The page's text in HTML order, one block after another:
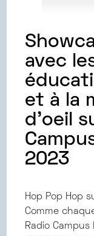
avec
et à la
d’oeil
2023
Hop Pop Hop
Comme
Radio